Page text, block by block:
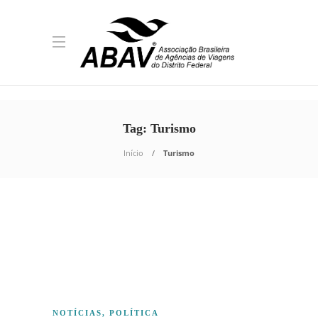
Tag: Turismo
Início Turismo
NOTÍCIAS, POLÍTICA